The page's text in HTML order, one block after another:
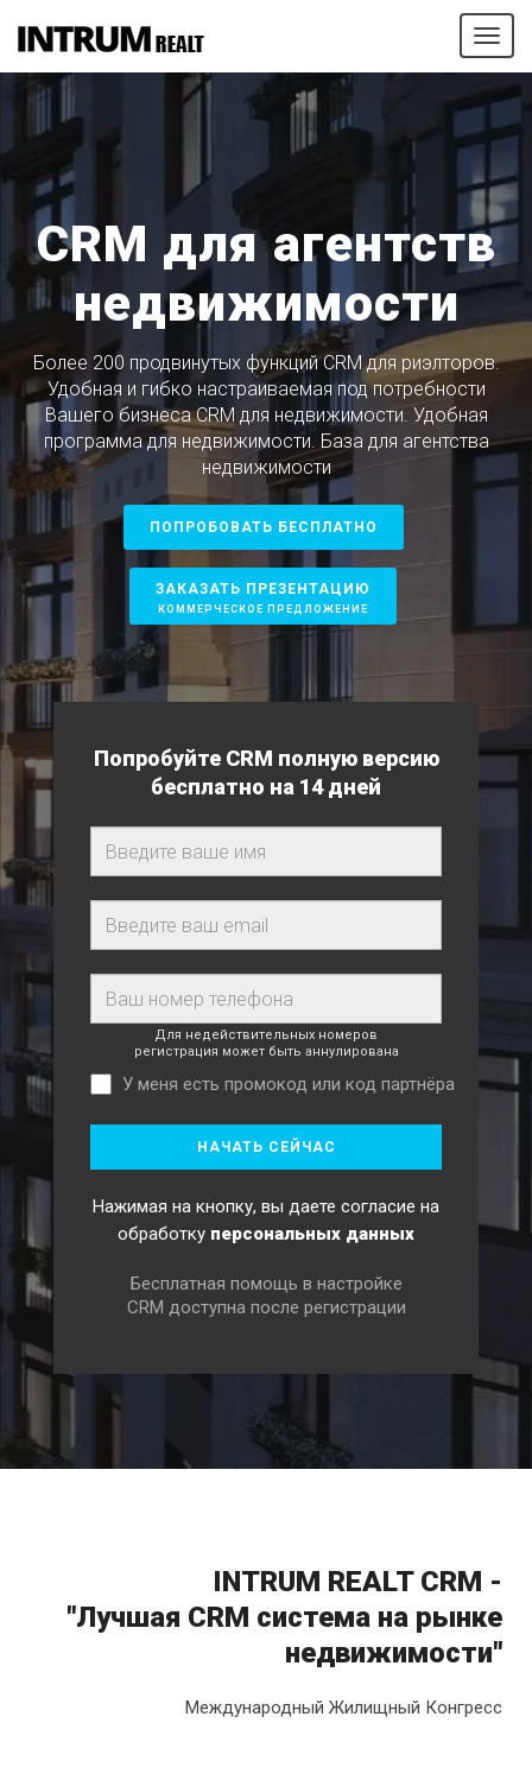
CRM для агентств
недвижимости
Более 200 продвинутых функций CRM для риэлторов.
Удобная и гибко настраиваемая под потребности
Вашего бизнеса CRM для недвижимости. Удобная
программа для недвижимости. База для агентства
недвижимости
ПОПРОБОВАТЬ БЕСПЛАТНО
ЗАКАЗАТЬ ПРЕЗЕНТАЦИЮ
КОММЕРЧЕСКОЕ ПРЕДЛОЖЕНИЕ
Попробуйте CRM полную версию
бесплатно на 14 дней
Для недействительных номеров
регистрация может быть аннулирована
У меня есть промокод или код партнёра
Нажимая на кнопку, вы даете согласие на
обработку персональных данных
Бесплатная помощь в настройке
CRM доступна после регистрации
INTRUM REALT CRM -
"Лучшая CRM система на рынке
недвижимости"
Международный Жилищный Конгресс